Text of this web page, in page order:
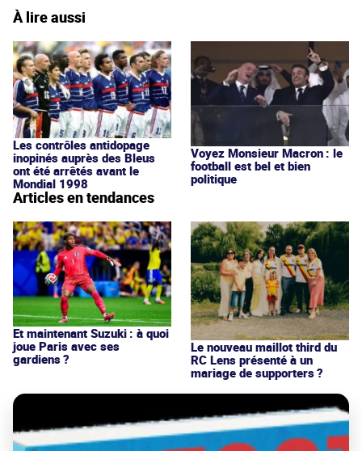
À lire aussi
Les contrôles antidopage
inopinés auprès des Bleus
ont été arrêtés avant le
Mondial 1998
Voyez Monsieur Macron : le
football est bel et bien
politique
Articles en tendances
Et maintenant Suzuki : à quoi
joue Paris avec ses
gardiens ?
Le nouveau maillot third du
RC Lens présenté à un
mariage de supporters ?